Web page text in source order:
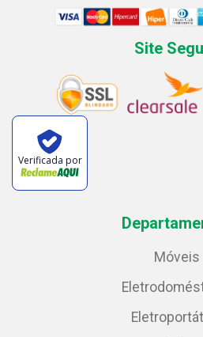
Site
Verificada por
Móveis